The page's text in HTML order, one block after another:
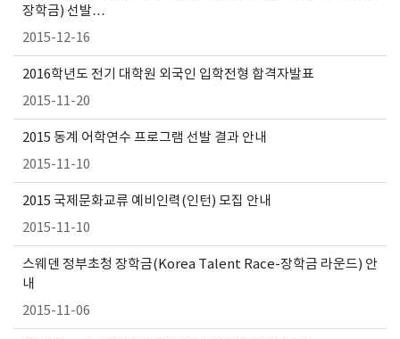
장학금) 선발…
2015-12-16
2016학년도 전기 대학원 외국인 입학전형 합격자발표
2015-11-20
2015 동계 어학연수 프로그램 선발 결과 안내
2015-11-10
2015 국제문화교류 예비인력(인턴) 모집 안내
2015-11-10
스웨덴 정부초청 장학금(Korea Talent Race-장학금 라운드) 안
내
2015-11-06